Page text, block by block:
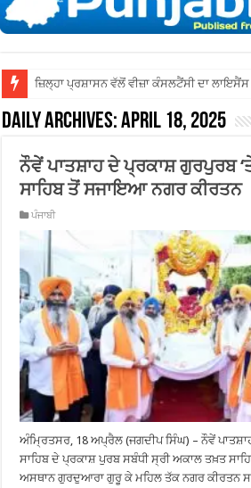
ਜ਼ਿਲ੍ਹਾ ਅੰਮ੍ਰਿਤਸਰ ਦੀਆਂ ਅਦਾਲਤਾ
Daily Archives:April 18, 2025
ਨੌਵੇਂ ਪਾਤਸ਼ਾਹ ਦੇ ਪ੍ਰਕਾਸ਼ ਗੁਰਪੁਰਬ
ਸਾਹਿਬ ਤੋਂ ਸਜਾਇਆ ਨਗਰ ਕੀਰਤਨ
ਪੰਜਾਬੀ
ਅੰਮ੍ਰਿਤਸਰ, 18 ਅਪ੍ਰੈਲ (ਜਗਦੀਪ ਸਿੰਘ) – ਨੌਵੇਂ
ਸਾਹਿਬ ਦੇ ਪ੍ਰਕਾਸ਼ ਪੁਰਬ ਸਬੰਧੀ ਸ੍ਰੀ ਅਕਾਲ ਤਖ਼ਤ
ਅਸਥਾਨ ਗੁਰਦੁਆਰਾ ਗੁਰੂ ਕੇ ਮਹਿਲ ਤੱਕ ਨਗਰ ਕੀਰਤਨ